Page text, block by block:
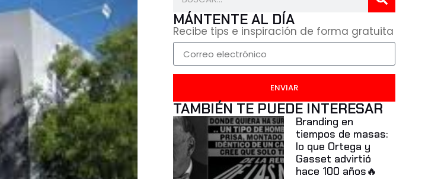
MÁNTENTE AL DÍA
Recibe tips e inspiración de forma gratuita
ENVIAR
TAMBIÉN TE PUEDE INTERESAR
Branding en
tiempos de masas:
lo que Ortega y
Gasset advirtió
hace 100 años🔥